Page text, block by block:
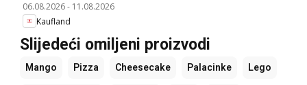
06.08.2026- 11.08.2026
Kaufland
Slijedeći omiljeni proizvodi
Mango Pizza Cheesecake Palacinke Lego